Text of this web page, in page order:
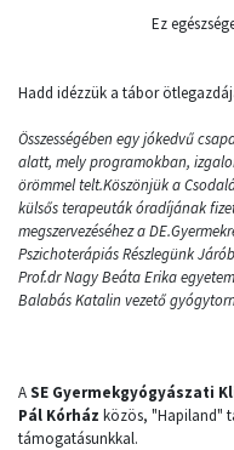
Ez
Hadd idézzük a tábor
Összességében egy jókedvű
alatt, mely programokban,
örömmel telt.Köszönjük a
külsős terapeuták óradíjának
megszervezéséhez a
Pszichoterápiás Részlegünk
Prof.dr Nagy Beáta Erika
Balabás Katalin vezető
ASE Gyermekgyógyászati
Pál Kórház közös, "Hapiland"
támogatásunkkal.